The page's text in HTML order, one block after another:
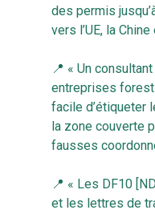
des permis
vers l’UE, la
📍 « Un
entreprises
facile d’étiqueter
la zone couverte
fausses
📍 « Les DF10
et les lettres de